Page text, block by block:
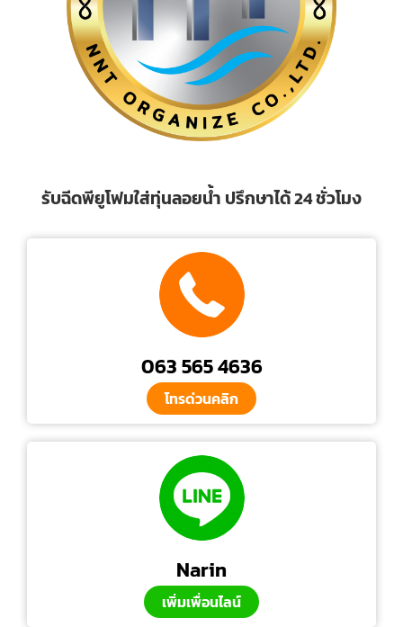
รับฉีดพียูโฟมใส่ทุ่นลอยน้ำ ปรึกษาได้ 24 ชั่วโมง
063 565 4636
โทรด่วนคลิก
Narin
เพิ่มเพื่อนไลน์